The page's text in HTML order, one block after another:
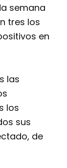
semana
tres los
en
las
los
sus
de